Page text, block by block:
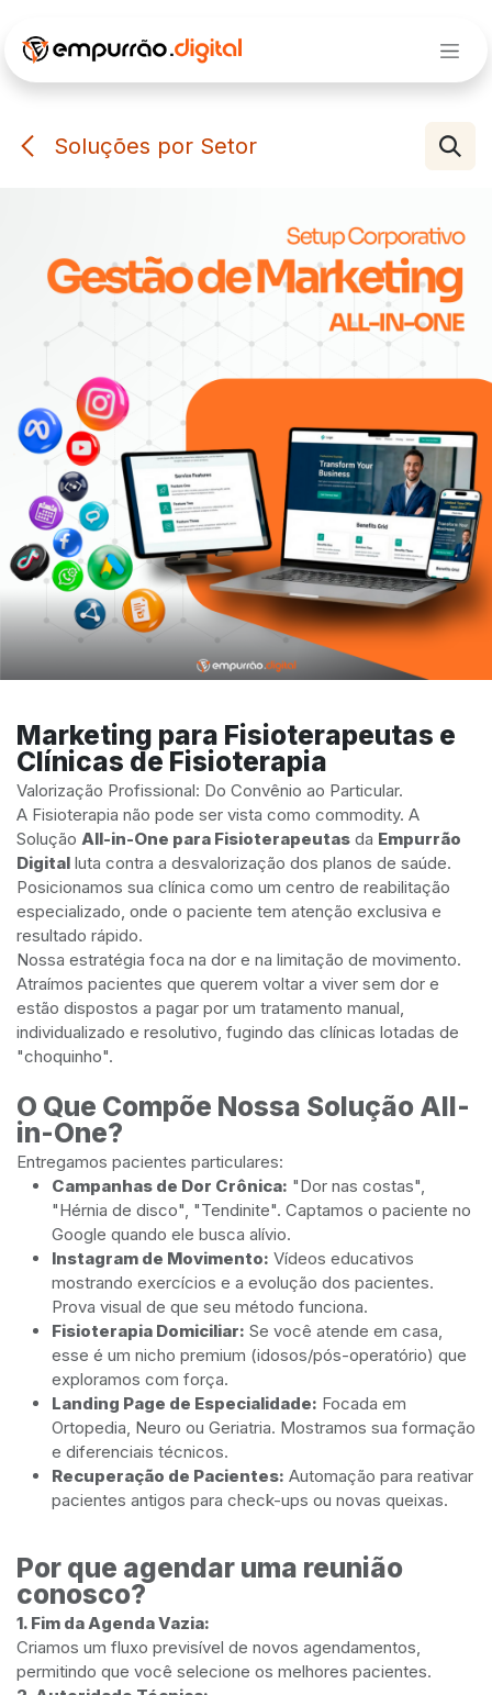
Soluções por Setor
Marketing para Fisioterapeutas e
Clínicas de Fisioterapia
Valorização Profissional: Do Convênio ao Particular.
A Fisioterapia não pode ser vista como commodity. A
Solução All-in-One para Fisioterapeutas da Empurrão
Digital luta contra a desvalorização dos planos de saúde.
Posicionamos sua clínica como um centro de reabilitação
especializado, onde o paciente tem atenção exclusiva e
resultado rápido.
Nossa estratégia foca na dor e na limitação de movimento.
Atraímos pacientes que querem voltar a viver sem dor e
estão dispostos a pagar por um tratamento manual,
individualizado e resolutivo, fugindo das clínicas lotadas de
"choquinho".
O Que Compõe Nossa Solução All-
in-One?
Entregamos pacientes particulares:
Campanhas de Dor Crônica: "Dor nas costas",
"Hérnia de disco", "Tendinite". Captamos o paciente no
Google quando ele busca alívio.
Instagram de Movimento: Vídeos educativos
mostrando exercícios e a evolução dos pacientes.
Prova visual de que seu método funciona.
Fisioterapia Domiciliar: Se você atende em casa,
esse é um nicho premium (idosos/pós-operatório) que
exploramos com força.
Landing Page de Especialidade: Focada em
Ortopedia, Neuro ou Geriatria. Mostramos sua formação
e diferenciais técnicos.
Recuperação de Pacientes: Automação para reativar
pacientes antigos para check-ups ou novas queixas.
Por que agendar uma reunião
conosco?
1. Fim da Agenda Vazia:
Criamos um fluxo previsível de novos agendamentos,
permitindo que você selecione os melhores pacientes.